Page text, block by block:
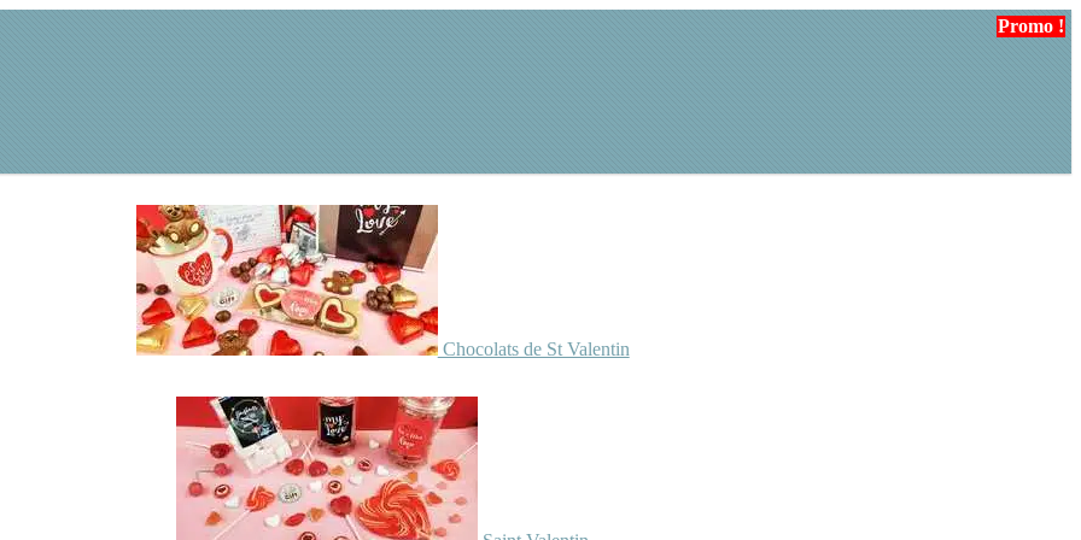
Chocolats de St Valentin
Promo !
Promo !